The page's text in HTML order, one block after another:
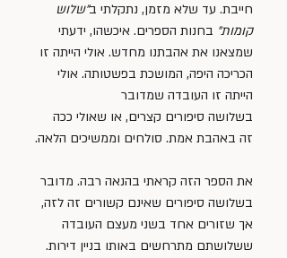
חייבת. עד שלא מזמן, נתקלתי ב״שלוש
קומות״ בחנות הספרים. איכשהו, ידעתי
שמצאנו את אהבתנו מחדש. אולי הייתה זו
הכריכה היפה, המושכת בפשטותה. אולי
הייתה זו העובדה שמדובר
בשלושה סיפורים קצרים, או שאולי ככה
זה באהבת אמת. סולחים וממשיכים הלאה.
את הספר הזה קראתי בהנאה רבה. מדובר
בשלושה סיפורים שאינם קשורים זה לזה,
אך שזורים אחד בשני מעצם העובדה
ששלושתם מתרחשים באותו בניין דירות.